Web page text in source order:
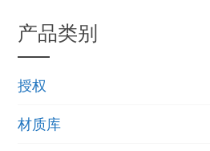
产品类别
授权
材质库